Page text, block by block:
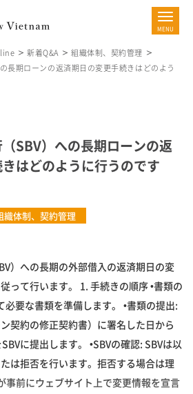
新着Q&A
組織体制、契約管理
長期ローンの返済期日の変更手続きはどのよう
SBV）への長期ローンの返
はどのように行うのです
織体制、契約管理
）への長期の外部借入の返済期日の変
って行います。 1. 手続きの順序 •書類の
要な書類を準備します。 •書類の提出:
契約の修正契約書）に署名した日から
に提出します。 •SBVの確認: SBVは以
は拒否を行います。拒否する場合は理
事前にウェブサイト上で変更情報を宣言